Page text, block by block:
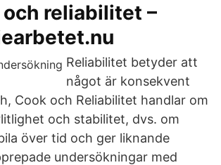
reliabilitet –
Reliabilitet betyder att
något är konsekvent
Cook och Reliabilitet handlar om
och stabilitet, dvs. om
över tid och ger liknande
undersökningar med